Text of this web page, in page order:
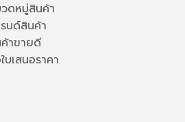
ดหมู่สินค้า
นด์สินค้า
าขายดี
บเสนอราคา